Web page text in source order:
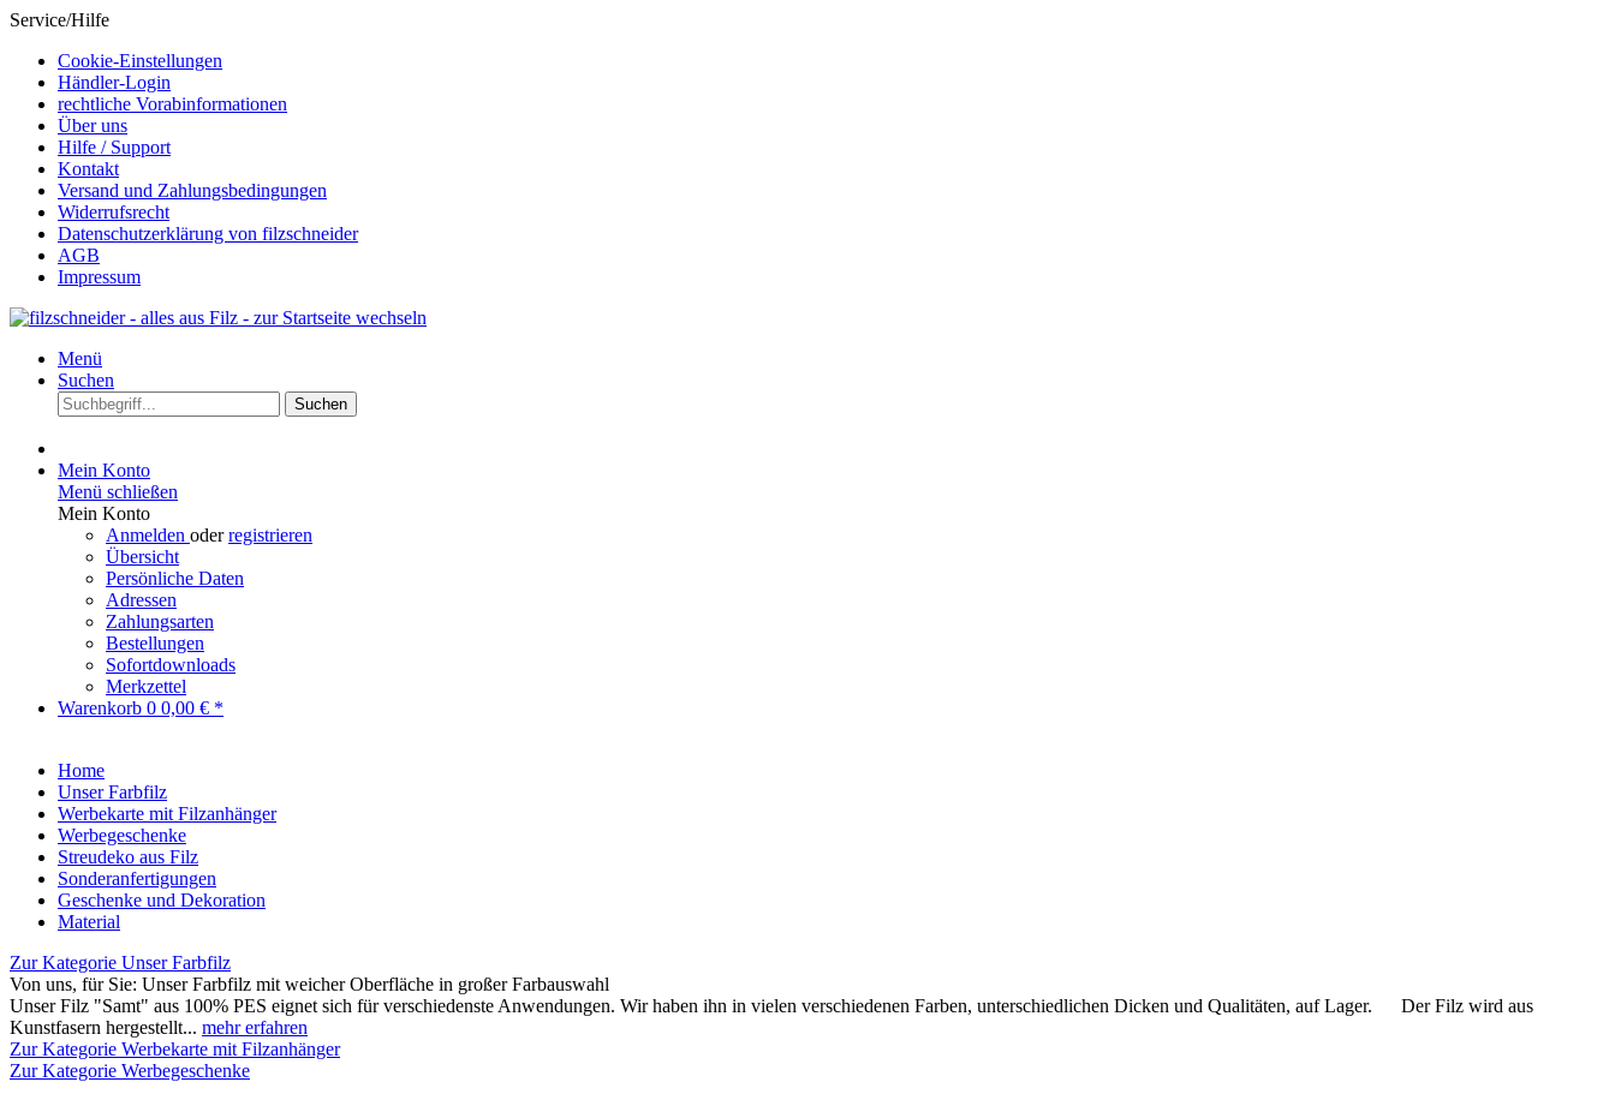
Service/Hilfe
Cookie-Einstellungen
Händler-Login
rechtliche Vorabinformationen
Über uns
Hilfe / Support
Kontakt
Versand und Zahlungsbedingungen
Widerrufsrecht
Datenschutzerklärung von filzschneider
AGB
Impressum
Menü
Suchen
Suchen
Mein Konto
Menü schließen
Mein Konto
Anmelden oderregistrieren
Übersicht
Persönliche Daten
Adressen
Zahlungsarten
Bestellungen
Sofortdownloads
Merkzettel
Warenkorb 0 0,00 € *
Home
Unser Farbfilz
Werbekarte mit Filzanhänger
Werbegeschenke
Streudeko aus Filz
Sonderanfertigungen
Geschenke und Dekoration
Material
Zur Kategorie Unser Farbfilz
Von uns, für Sie: Unser Farbfilz mit weicher Oberfläche in großer Farbauswahl
Unser Filz "Samt" aus 100% PES eignet sich für verschiedenste Anwendungen. Wir haben ihn in vielen verschiedenen Farben, unterschiedlichen Dicken und Qualitäten, auf Lager. Der Filz wird aus
Kunstfasern hergestellt... mehr erfahren
Zur Kategorie Werbekarte mit Filzanhänger
Zur Kategorie Werbegeschenke